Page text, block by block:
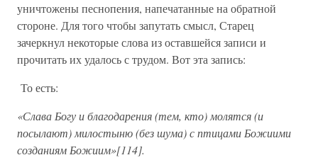
уничтожены песнопения, напечатанные на обратной
стороне. Для того чтобы запутать смысл, Старец
зачеркнул некоторые слова из оставшейся записи и
прочитать их удалось с трудом. Вот эта запись:
То есть:
«Слава Богу и благодарения (тем, кто) молятся (и
посылают) милостыню (без шума) с птицами Божиими
созданиям Божиим»[114].